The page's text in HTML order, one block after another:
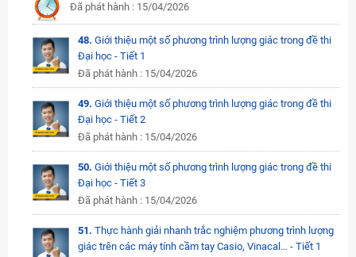
Đã phát hành : 15/04/2026
48. Giới thiệu một số phương trình lượng giác trong đề thi
Đại học - Tiết 1
Đã phát hành : 15/04/2026
49. Giới thiệu một số phương trình lượng giác trong đề thi
Đại học - Tiết 2
Đã phát hành : 15/04/2026
50. Giới thiệu một số phương trình lượng giác trong đề thi
Đại học - Tiết 3
Đã phát hành : 15/04/2026
51. Thực hành giải nhanh trắc nghiệm phương trình lượng
giác trên các máy tính cầm tay Casio, Vinacal… - Tiết 1